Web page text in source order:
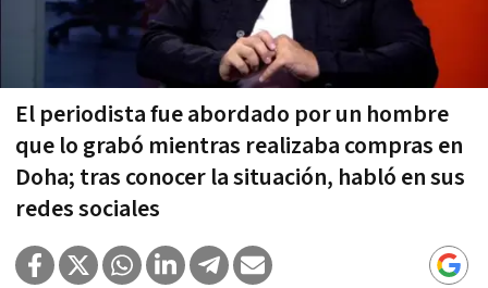
El periodista fue abordado por un hombre
que lo grabó mientras realizaba compras en
Doha; tras conocer la situación, habló en sus
redes sociales